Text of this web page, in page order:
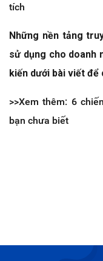
tích
Những nền tảng
sử dụng cho doanh
kiến dưới bài viết để
>>Xem thêm: 6
bạn chưa biết